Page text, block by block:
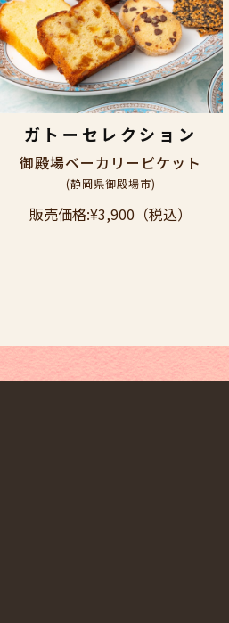
ガトーセレクション
御殿場ベーカリービケット
(静岡県御殿場市)
販売価格:¥3,900 （税込）